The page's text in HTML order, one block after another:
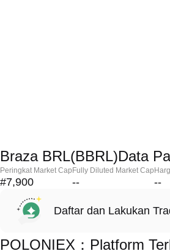
Braza BRL(BBRL)Data
Peringkat Market Cap
#7,900
Fully Diluted Market Cap
-- --
Daftar dan Lakukan
POLONIEX：Platform